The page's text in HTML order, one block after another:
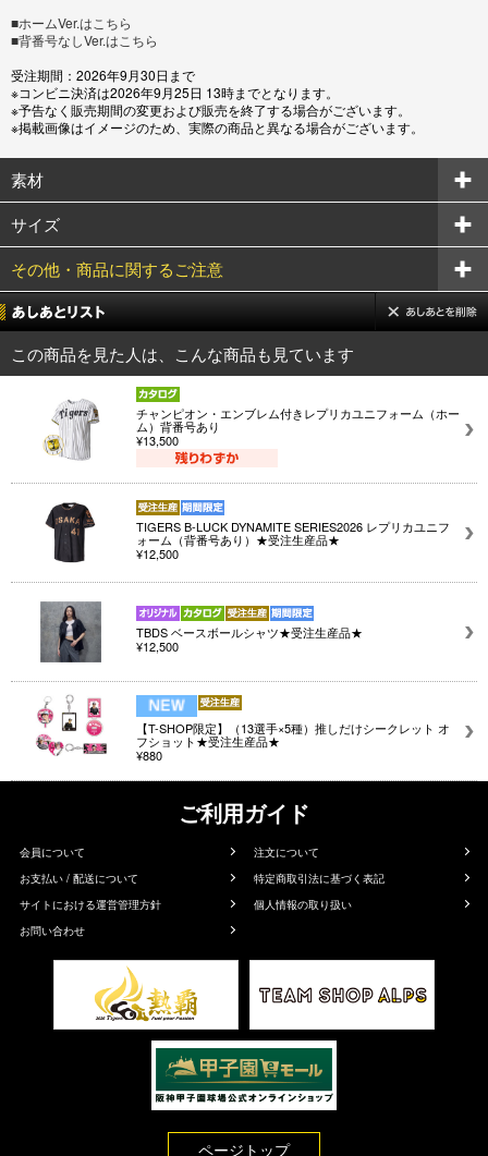
■ホームVer.はこちら
■背番号なしVer.はこちら
受注期間：2026年9月30日まで
※コンビニ決済は2026年9月25日 13時までとなります。
※予告なく販売期間の変更および販売を終了する場合がございます。
※掲載画像はイメージのため、実際の商品と異なる場合がございます。
素材
サイズ
その他・商品に関するご注意
この商品を見た人は、こんな商品も見ています
チャンピオン・エンブレム付きレプリカユニフォーム（ホー
ム）背番号あり
¥13,500
TIGERS B-LUCK DYNAMITE SERIES2026 レプリカユニフ
ォーム（背番号あり）★受注生産品★
¥12,500
TBDS ベースボールシャツ★受注生産品★
¥12,500
【T-SHOP限定】（13選手×5種）推しだけシークレット オ
フショット★受注生産品★
¥880
ご利用ガイド
会員について
注文について
お支払い / 配送について
特定商取引法に基づく表記
サイトにおける運営管理方針
個人情報の取り扱い
お問い合わせ
ページトップ